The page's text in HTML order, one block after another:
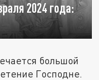
2024 года:
большой
Господне.